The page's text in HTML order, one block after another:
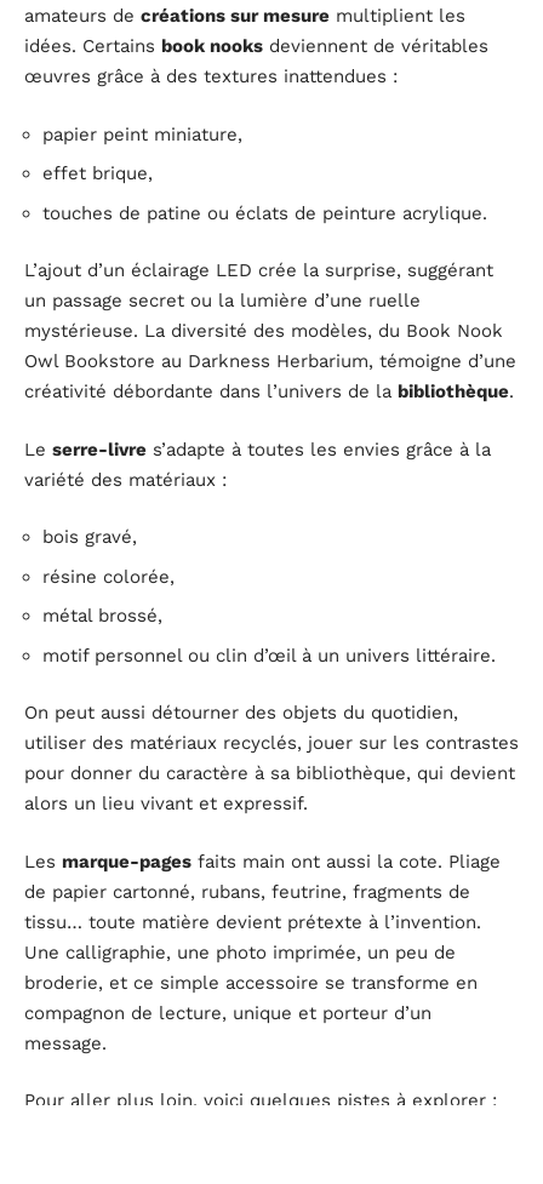
amateurs de créations sur mesure multiplient les
idées. Certains book nooks deviennent de véritables
œuvres grâce à des textures inattendues :
papier peint miniature,
effet brique,
touches de patine ou éclats de peinture acrylique.
L’ajout d’un éclairage LED crée la surprise, suggérant
un passage secret ou la lumière d’une ruelle
mystérieuse. La diversité des modèles, du Book Nook
Owl Bookstore au Darkness Herbarium, témoigne d’une
créativité débordante dans l’univers de la bibliothèque.
Le serre-livre s’adapte à toutes les envies grâce à la
variété des matériaux :
bois gravé,
résine colorée,
métal brossé,
motif personnel ou clin d’œil à un univers littéraire.
On peut aussi détourner des objets du quotidien,
utiliser des matériaux recyclés, jouer sur les contrastes
pour donner du caractère à sa bibliothèque, qui devient
alors un lieu vivant et expressif.
Les marque-pages faits main ont aussi la cote. Pliage
de papier cartonné, rubans, feutrine, fragments de
tissu… toute matière devient prétexte à l’invention.
Une calligraphie, une photo imprimée, un peu de
broderie, et ce simple accessoire se transforme en
compagnon de lecture, unique et porteur d’un
message.
Pour aller plus loin, voici quelques pistes à explorer :